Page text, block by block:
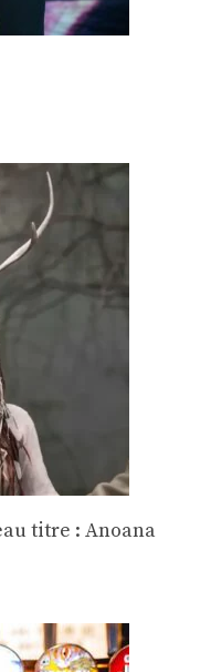
titre : Anoana